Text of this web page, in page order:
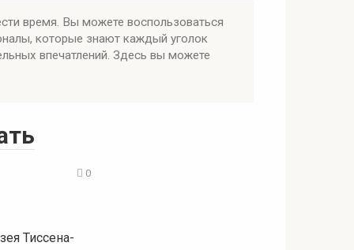
время. Вы можете воспользоваться
которые знают каждый уголок
впечатлений. Здесь вы можете
0
Тиссена-